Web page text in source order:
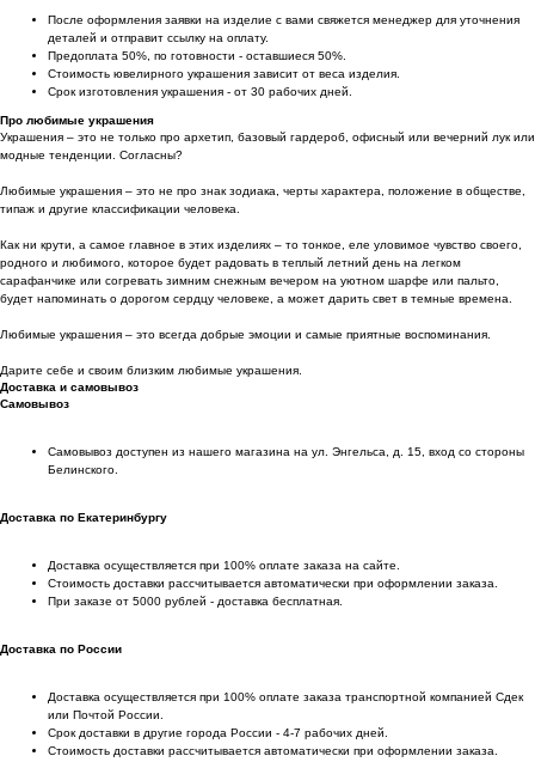
После оформления заявки на изделие с вами свяжется менеджер для уточнения
деталей и отправит ссылку на оплату.
Предоплата 50%, по готовности - оставшиеся 50%.
Стоимость ювелирного украшения зависит от веса изделия.
Срок изготовления украшения - от 30 рабочих дней.
Про любимые украшения
Украшения – это не только про архетип, базовый гардероб, офисный или вечерний лук или
модные тенденции. Согласны?
Любимые украшения – это не про знак зодиака, черты характера, положение в обществе,
типаж и другие классификации человека.
Как ни крути, а самое главное в этих изделиях – то тонкое, еле уловимое чувство своего,
родного и любимого, которое будет радовать в теплый летний день на легком
сарафанчике или согревать зимним снежным вечером на уютном шарфе или пальто,
будет напоминать о дорогом сердцу человеке, а может дарить свет в темные времена.
Любимые украшения – это всегда добрые эмоции и самые приятные воспоминания.
Дарите себе и своим близким любимые украшения.
Доставка и самовывоз
Самовывоз
Самовывоз доступен из нашего магазина на ул. Энгельса, д. 15, вход со стороны
Белинского.
Доставка по Екатеринбургу
Доставка осуществляется при 100% оплате заказа на сайте.
Стоимость доставки рассчитывается автоматически при оформлении заказа.
При заказе от 5000 рублей - доставка бесплатная.
Доставка по России
Доставка осуществляется при 100% оплате заказа транспортной компанией Сдек
или Почтой России.
Срок доставки в другие города России - 4-7 рабочих дней.
Стоимость доставки рассчитывается автоматически при оформлении заказа.